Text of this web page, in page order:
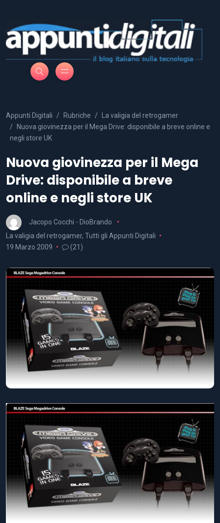
Appunti Digitali Rubriche
La valigia del retrogamer
Nuova giovinezza per il Mega Drive: disponibile a breve online e
negli store UK
Nuova giovinezza per il Mega
Drive: disponibile a breve
online e negli store UK
Jacopo Cocchi - DioBrando
La valigia del retrogamer, Tutti gli Appunti Digitali
19 Marzo 2009
(21)